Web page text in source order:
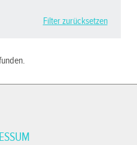
Filter zurücksetzen